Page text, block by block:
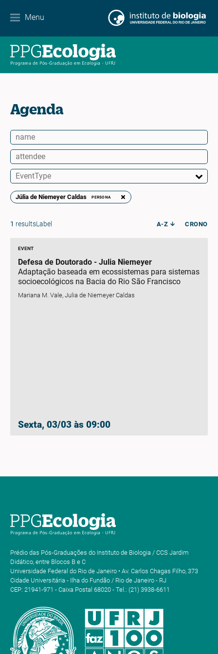
Menu
Contacto
Agenda
Júlia de Niemeyer Caldas PERSONA
1 resultsLabel A-Z CRONO
EVENT
Defesa de Doutorado - Julia Niemeyer
Adaptação baseada em ecossistemas para sistemas
socioecológicos na Bacia do Rio São Francisco
Mariana M. Vale, Julia de Niemeyer Caldas
Sexta, 03/03 às 09:00
Prédio das Pós-Graduações do Instituto de Biologia / CCS Jardim
Didático, entre Blocos B e C
Universidade Federal do Rio de Janeiro • Av. Carlos Chagas Filho, 373
Cidade Universitária - Ilha do Fundão / Rio de Janeiro - RJ
CEP: 21941-971 - Caixa Postal 68020 - Tel.: (21) 3938-6611